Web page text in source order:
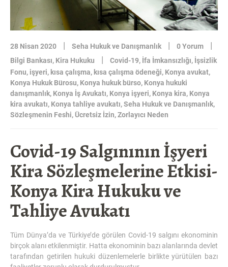
28 Nisan 2020 | Seha Hukuk ve Danışmanlık | 0 Yorum |
Bilgi Bankası, Kira Hukuku | Covid-19, İfa İmkansızlığı, İşsizlik
Fonu, işyeri, kısa çalışma, kısa çalışma ödeneği, Konya avukat,
Konya Hukuk Bürosu, Konya hukuk bürso, Konya hukuki
danışmanlık, Konya İş Avukatı, Konya işyeri, Konya kira, Konya
kira avukatı, Konya tahliye avukatı,Seha Hukuk ve Danışmanlık,
Sözleşmenin Feshi, Ücretsiz İzin,Zorlayıcı Neden
Covid-19 Salgınının İşyeri
Kira Sözleşmelerine Etkisi-
Konya Kira Hukuku ve
Tahliye Avukatı
Tüm Dünya’da ve Türkiye’de görülen Covid-19 salgını ekonominin
birçok alanı etkilenmiştir. Hatta ekonominin bazı alanlarında devlet
tarafından getirilen hukuki düzenlemelerle birlikte yürütülen bazı